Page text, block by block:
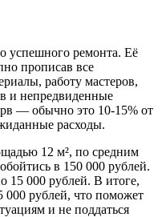
успешного ремонта. Её
прописав все
работу мастеров,
и непредвиденные
— обычно это 10-15% от
расходы.
12 м², по средним
в 150 000 рублей.
15 000 рублей. В итоге,
000 рублей, что поможет
и не поддаться